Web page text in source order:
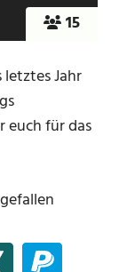
15
Jahr
euch für das